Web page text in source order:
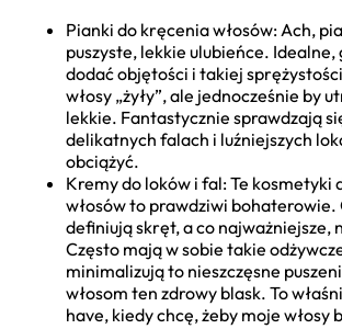
Pianki do kręcenia włosów: Ach,
puszyste, lekkie ulubieńce. Idealne,
dodać objętości i takiej
włosy „żyły”, ale jednocześnie by
lekkie. Fantastycznie sprawdzają
delikatnych falach i luźniejszych
obciążyć.
Kremy do loków i fal: Te kosmetyki
włosów to prawdziwi bohaterowie.
definiują skręt, a co najważniejsze,
Często mają w sobie takie
minimalizują to nieszczęsne
włosom ten zdrowy blask. To
have, kiedy chcę, żeby moje włosy